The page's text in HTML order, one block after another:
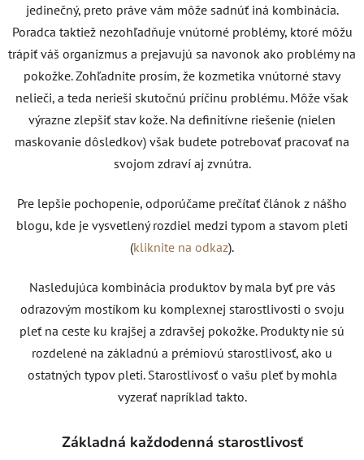
jedinečný, preto práve vám môže sadnúť iná kombinácia.
Poradca taktiež nezohľadňuje vnútorné problémy, ktoré môžu
trápiť váš organizmus a prejavujú sa navonok ako problémy na
pokožke. Zohľadnite prosím, že kozmetika vnútorné stavy
nelieči, a teda nerieši skutočnú príčinu problému. Môže však
výrazne zlepšiť stav kože. Na definitívne riešenie (nielen
maskovanie dôsledkov) však budete potrebovať pracovať na
svojom zdraví aj zvnútra.
Pre lepšie pochopenie, odporúčame prečítať článok z nášho
blogu, kde je vysvetlený rozdiel medzi typom a stavom pleti
(kliknite na odkaz).
Nasledujúca kombinácia produktov by mala byť pre vás
odrazovým mostíkom ku komplexnej starostlivosti o svoju
pleť na ceste ku krajšej a zdravšej pokožke. Produkty nie sú
rozdelené na základnú a prémiovú starostlivosť, ako u
ostatných typov pleti. Starostlivosť o vašu pleť by mohla
vyzerať napríklad takto.
Základná každodenná starostlivosť